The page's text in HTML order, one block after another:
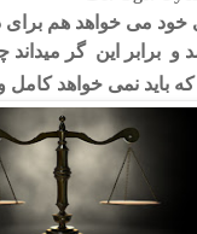
می خواهد هم برای
و برابر این گر میداند
باید نمی خواهد